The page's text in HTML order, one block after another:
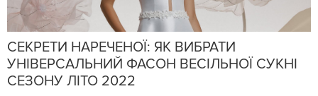
СЕКРЕТИ НАРЕЧЕНОЇ: ЯК ВИБРАТИ
УНІВЕРСАЛЬНИЙ ФАСОН ВЕСІЛЬНОЇ СУКНІ
СЕЗОНУ ЛІТО 2022